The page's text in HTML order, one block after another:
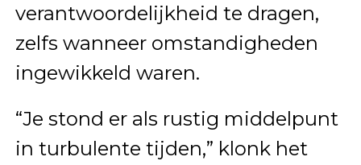
verantwoordelijkheid te dragen,
zelfs wanneer omstandigheden
ingewikkeld waren.
“Je stond er als rustig middelpunt
in turbulente tijden,” klonk het